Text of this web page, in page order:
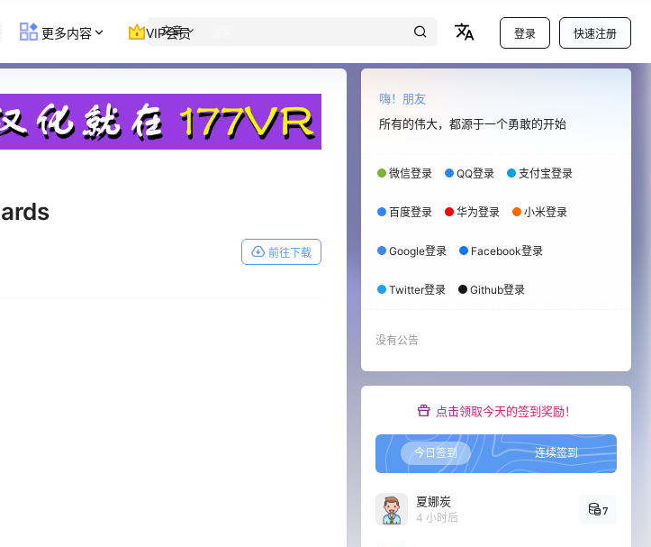
文章 登录 快速注册
更多内容 VIP会员
前往下载
嗨！朋友
所有的伟大，都源于一个勇敢的开始
微信登录 QQ登录 支付宝登录
百度登录 华为登录 小米登录
Google登录 Facebook登录
Twitter登录 Github登录
没有公告
点击领取今天的签到奖励！
今日签到 连续签到
夏娜炭
4 小时后
7